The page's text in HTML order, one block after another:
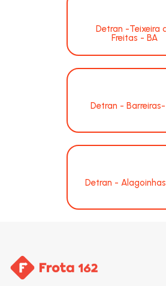
Detran -Teixeira
Freitas - BA
Detran - Barreiras-
Detran -